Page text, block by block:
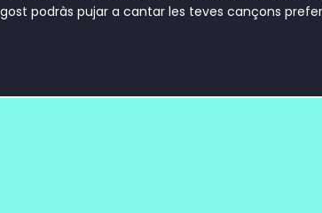
podràs pujar a cantar les teves cançons